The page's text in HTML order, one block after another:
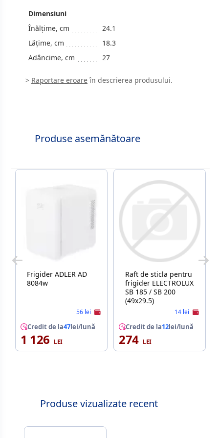
Dimensiuni
Înălțime, cm
24.1
Lățime, cm
18.3
Adâncime, cm
27
> Raportare eroareîn descrierea produsului.
Produse asemănătoare
Frigider ADLER AD
8084w
56 lei
Credit de la47lei/lună
1 126
Raft de sticla pentru
frigider ELECTROLUX
SB 185 / SB 200
(49x29.5)
14 lei
Credit de la12lei/lună
274
Produse vizualizate recent